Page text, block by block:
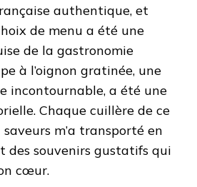
authentique, et
de menu a été une
de la gastronomie
à l’oignon gratinée, une
incontournable, a été une
Chaque cuillère de ce
m’a transporté en
des souvenirs gustatifs qui
cœur.